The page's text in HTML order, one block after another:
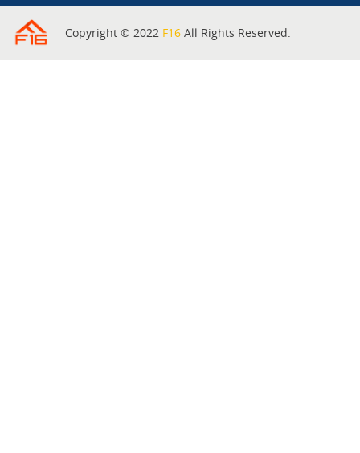
Copyright © 2022 F16 All Rights Reserved.